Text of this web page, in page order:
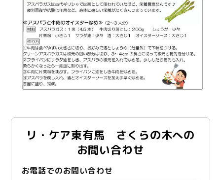
リ・ケア東有馬 さくらの木への
お問い合わせ
お電話でのお問い合わせ